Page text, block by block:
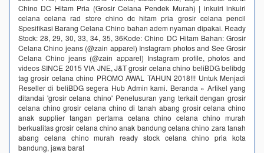
Chino DC Hitam Pria (Grosir Celana Pendek Murah) | inkuiri inkuiri
celana celana rad store chino dc hitam pria grosir celana pencil
Spesifikasi Barang Celana Chino bahan adem nyaman dipakai. Ready
Stock: 28, 29, 30, 33, 34, 35, 36Kode: Chino DC Hitam Bahan: Grosir
Celana Chino jeans (@zain apparel) Instagram photos and See Grosir
Celana Chino jeans (@zain apparel) Instagram profile, photos and
videos SINCE 2015 VIA JNE, J&T grosir celana chino beliBDG belibdg
tag grosir celana chino PROMO AWAL TAHUN 2018!!! Untuk Menjadi
Reseller di beliBDG segera Hub Admin kami. Beranda » Artikel yang
ditandai 'grosir celana chino' Penelusuran yang terkait dengan grosir
celana chino grosir celana chino di tanah abang grosir celana chino
anak supplier tangan pertama celana chino celana chino murah
berkualitas grosir celana chino anak bandung celana chino zara tanah
abang celana chino murah ready stock celana chino pria kota
bandung, jawa barat